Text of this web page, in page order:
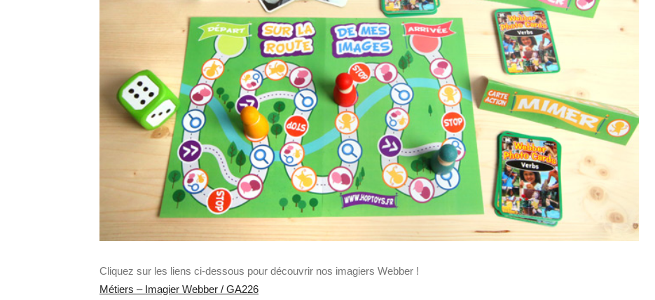
Cliquez sur les liens ci-dessous pour découvrir nos imagiers Webber !
Métiers – Imagier Webber / GA226